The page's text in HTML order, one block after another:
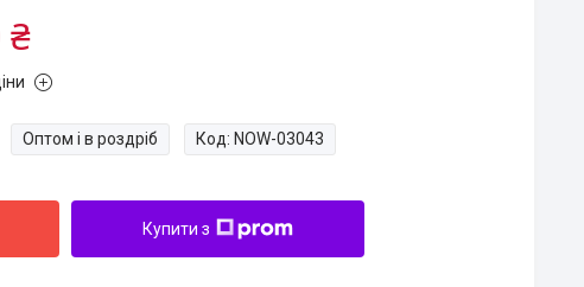
₴
Оптом і в роздріб Код: NOW-03043
Купити з